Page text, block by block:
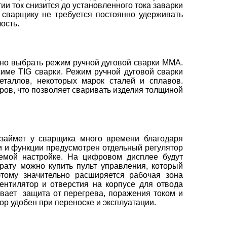
ток снизится до установленного тока заварки
не требуется постоянно удерживать
выбрать режим ручной дуговой сварки ММА.
TIG сварки. Режим ручной дуговой сварки
некоторых марок сталей и сплавов.
что позволяет сваривать изделия толщиной
у сварщика много времени благодаря
функции предусмотрен отдельный регулятор
настройке. На цифровом дисплее будут
можно купить пульт управления, который
значительно расширяется рабочая зона
и отверстия на корпусе для отвода
защита от перегрева, поражения током и
удобен при переноске и эксплуатации.